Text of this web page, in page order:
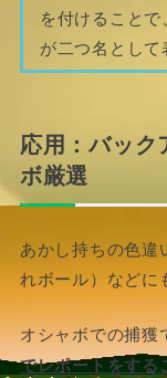
を付けること
が二つ名として
応用：バッ
ボ厳選
あかし持ちの色違
れボール）などに
オシャボでの捕獲
でレポートをする